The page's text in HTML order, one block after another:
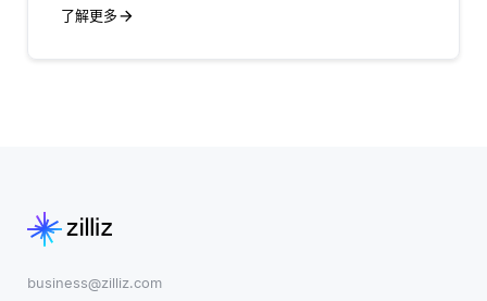
了解更多
business@zilliz.com